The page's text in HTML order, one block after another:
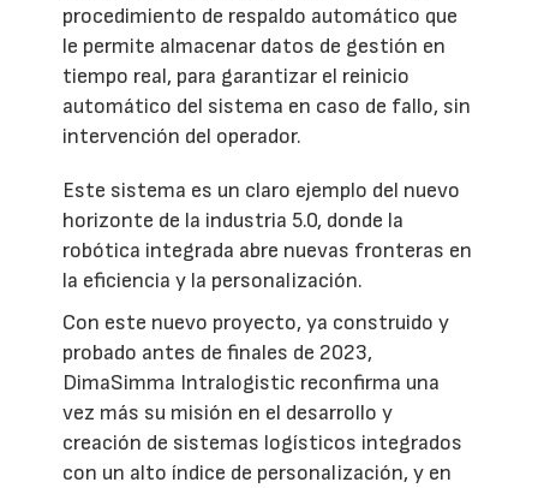
procedimiento de respaldo automático que
le permite almacenar datos de gestión en
tiempo real, para garantizar el reinicio
automático del sistema en caso de fallo, sin
intervención del operador.
Este sistema es un claro ejemplo del nuevo
horizonte de la industria 5.0, donde la
robótica integrada abre nuevas fronteras en
la eficiencia y la personalización.
Con este nuevo proyecto, ya construido y
probado antes de finales de 2023,
DimaSimma Intralogistic reconfirma una
vez más su misión en el desarrollo y
creación de sistemas logísticos integrados
con un alto índice de personalización, y en